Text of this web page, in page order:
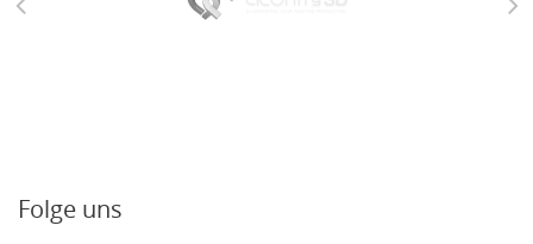
Folge uns